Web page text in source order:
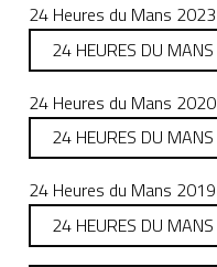
24 Heures du Mans 2023
24 HEURES DU
24 Heures du Mans 2020
24 HEURES DU
24 Heures du Mans 2019
24 HEURES DU